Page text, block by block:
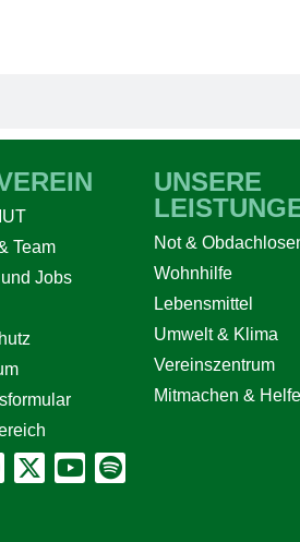
Team
Jobs
UNSERE
Not &
Wohnhilfe
Lebensmittel
Umwelt & Klima
Vereinszentrum
Mitmachen &